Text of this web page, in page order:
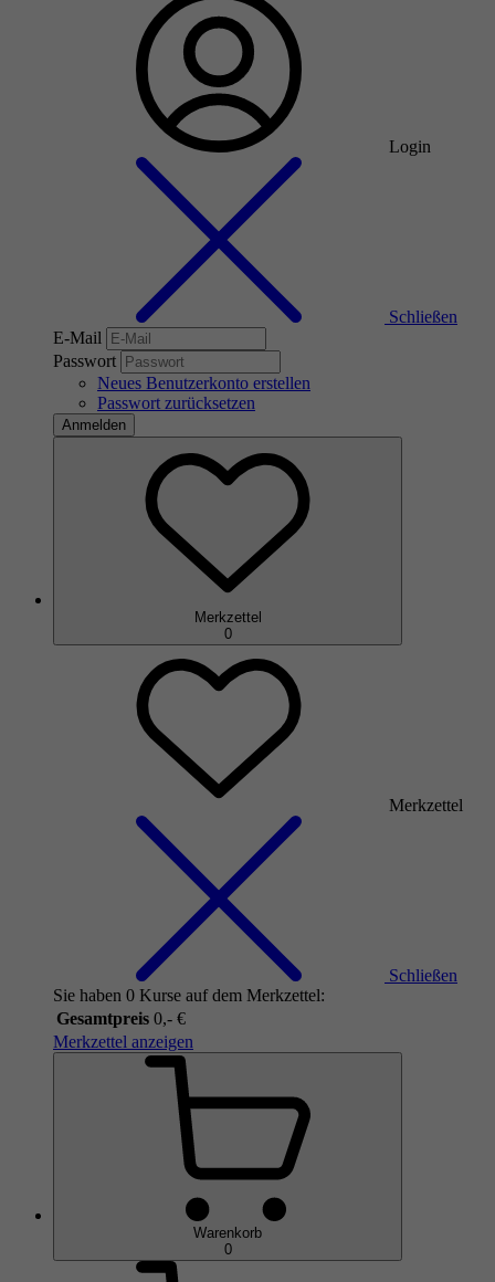
Login
Schließen
E-Mail
Passwort
Neues Benutzerkonto erstellen
Passwort zurücksetzen
Anmelden
Merkzettel
0
Merkzettel
Schließen
Sie haben 0 Kurse auf dem Merkzettel:
Gesamtpreis 0,- €
Merkzettel anzeigen
Warenkorb
0